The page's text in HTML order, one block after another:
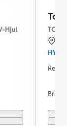
Hjul